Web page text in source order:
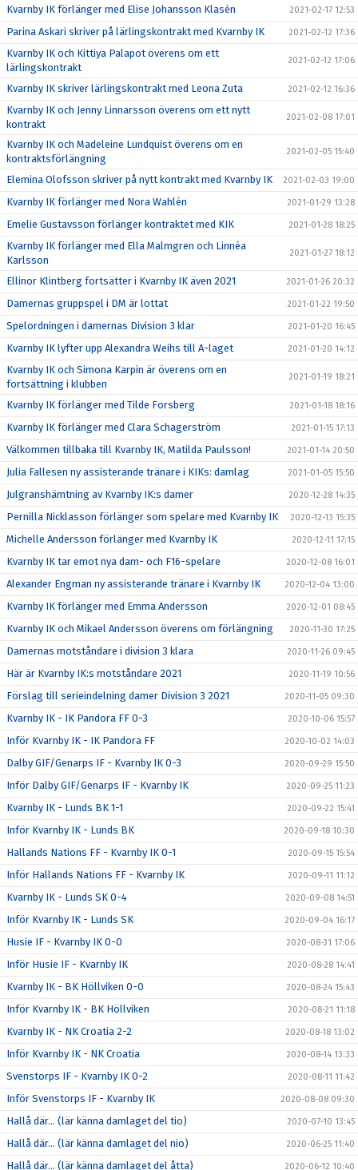
Kvarnby IK förlänger med Elise Johansson Klasén 2021-02-17 12:53
Parina Askari skriver på lärlingskontrakt med Kvarnby IK 2021-02-12 17:36
Kvarnby IK och Kittiya Palapot överens om ett
lärlingskontrakt
2021-02-12 17:06
Kvarnby IK skriver lärlingskontrakt med Leona Zuta 2021-02-12 16:36
Kvarnby IK och Jenny Linnarsson överens om ett nytt
kontrakt
2021-02-08 17:01
Kvarnby IK och Madeleine Lundquist överens om en
kontraktsförlängning
2021-02-05 15:40
Elemina Olofsson skriver på nytt kontrakt med Kvarnby IK 2021-02-03 19:00
Kvarnby IK förlänger med Nora Wahlén 2021-01-29 13:28
Emelie Gustavsson förlänger kontraktet med KIK 2021-01-28 18:25
Kvarnby IK förlänger med Ella Malmgren och Linnéa
Karlsson
2021-01-27 18:12
Ellinor Klintberg fortsätter i Kvarnby IK även 2021 2021-01-26 20:32
Damernas gruppspel i DM är lottat 2021-01-22 19:50
Spelordningen i damernas Division 3 klar 2021-01-20 16:45
Kvarnby IK lyfter upp Alexandra Weihs till A-laget 2021-01-20 14:12
Kvarnby IK och Simona Karpin är överens om en
fortsättning i klubben
2021-01-19 18:21
Kvarnby IK förlänger med Tilde Forsberg 2021-01-18 18:16
Kvarnby IK förlänger med Clara Schagerström 2021-01-15 17:13
Välkommen tillbaka till Kvarnby IK, Matilda Paulsson! 2021-01-14 20:50
Julia Fallesen ny assisterande tränare i KIKs: damlag 2021-01-05 15:50
Julgranshämtning av Kvarnby IK:s damer 2020-12-28 14:35
Pernilla Nicklasson förlänger som spelare med Kvarnby IK 2020-12-13 15:35
Michelle Andersson förlänger med Kvarnby IK 2020-12-11 17:15
Kvarnby IK tar emot nya dam- och F16-spelare 2020-12-08 16:01
Alexander Engman ny assisterande tränare i Kvarnby IK 2020-12-04 13:00
Kvarnby IK förlänger med Emma Andersson 2020-12-01 08:45
Kvarnby IK och Mikael Andersson överens om förlängning 2020-11-30 17:25
Damernas motståndare i division 3 klara 2020-11-26 09:45
Här är Kvarnby IK:s motståndare 2021 2020-11-19 10:56
Förslag till serieindelning damer Division 3 2021 2020-11-05 09:30
Kvarnby IK - IK Pandora FF 0-3 2020-10-06 15:57
Inför Kvarnby IK - IK Pandora FF 2020-10-02 14:03
Dalby GIF/Genarps IF - Kvarnby IK 0-3 2020-09-29 15:50
Inför Dalby GIF/Genarps IF - Kvarnby IK 2020-09-25 11:23
Kvarnby IK - Lunds BK 1-1 2020-09-22 15:41
Inför Kvarnby IK - Lunds BK 2020-09-18 10:30
Hallands Nations FF - Kvarnby IK 0-1 2020-09-15 15:54
Inför Hallands Nations FF - Kvarnby IK 2020-09-11 11:12
Kvarnby IK - Lunds SK 0-4 2020-09-08 14:51
Inför Kvarnby IK - Lunds SK 2020-09-04 16:17
Husie IF - Kvarnby IK 0-0 2020-08-31 17:06
Inför Husie IF - Kvarnby IK 2020-08-28 14:41
Kvarnby IK - BK Höllviken 0-0 2020-08-24 15:43
Inför Kvarnby IK - BK Höllviken 2020-08-21 11:18
Kvarnby IK - NK Croatia 2-2 2020-08-18 13:02
Inför Kvarnby IK - NK Croatia 2020-08-14 13:33
Svenstorps IF - Kvarnby IK 0-2 2020-08-11 11:42
Inför Svenstorps IF - Kvarnby IK 2020-08-08 09:30
Hallå där… (lär känna damlaget del tio) 2020-07-10 13:45
Hallå där… (lär känna damlaget del nio) 2020-06-25 11:40
Hallå där… (lär känna damlaget del åtta) 2020-06-12 10:40